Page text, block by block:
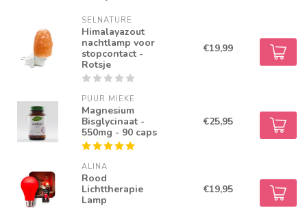
SELNATURE
Himalayazout
nachtlamp voor
stopcontact -
Rotsje
€19,99
PUUR MIEKE
Magnesium
Bisglycinaat -
550mg - 90 caps
€25,95
ALINA
Rood
Lichttherapie
Lamp
€19,95